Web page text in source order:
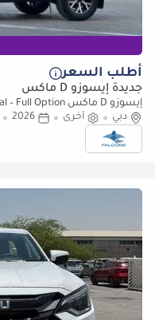
أطلب السعر
جديدة إيسوزو D ماكس
فقط)
دبي أخرى 2026